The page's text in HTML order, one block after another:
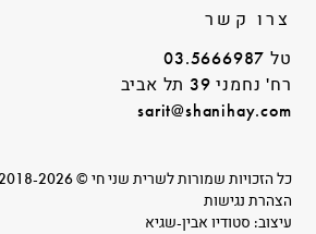
צרו קשר
טל 03.5666987
רח' נחמני 39 תל אביב
sarit@shanihay.com
כל הזכויות שמורות לשרית שני חי © 2018-2026
הצהרת נגישות
עיצוב: סטודיו אבין-שגיא